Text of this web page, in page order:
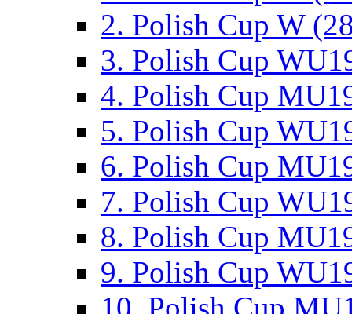
2. Polish Cup W
3. Polish Cup
4. Polish Cup
5. Polish Cup
6. Polish Cup
7. Polish Cup
8. Polish Cup
9. Polish Cup
10. Polish Cup